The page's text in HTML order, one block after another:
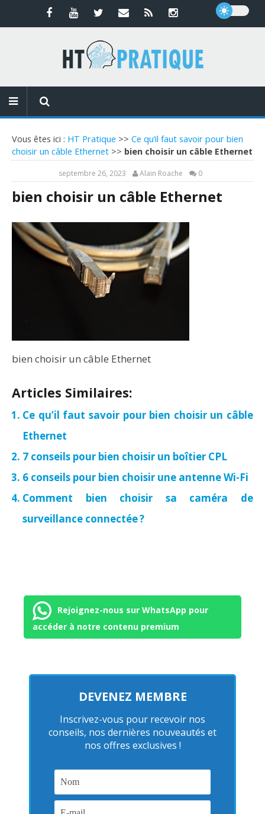
Vous êtes ici : HT Pratique >> Ce qu’il faut savoir pour bien
choisir un câble Ethernet >> bien choisir un câble Ethernet
septembre 26, 2023 Alain Roache 0
bien choisir un câble Ethernet
bien choisir un câble Ethernet
Articles Similaires:
Ce qu’il faut savoir pour bien choisir un câble
Ethernet
7 conseils pour bien choisir un boîtier CPL
6 conseils pour bien choisir une antenne Wi-Fi
Comment bien choisir sa caméra de
surveillance connectée ?
Rejoignez-nous sur WhatsApp pour
accéder à notre contenu premium
DEVENEZ MEMBRE
Inscrivez-vous pour recevoir nos
conseils, nos dernières nouveautés et
nos offres exclusives !